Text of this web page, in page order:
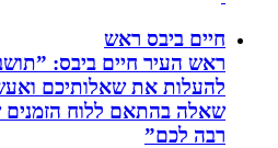
חיים ביבס ראש
ראש העיר חיים ביבס: ”תושבים
להעלות את שאלותיכם ואעשה
שאלה בהתאם ללוח הזמנים
רבה לכם”